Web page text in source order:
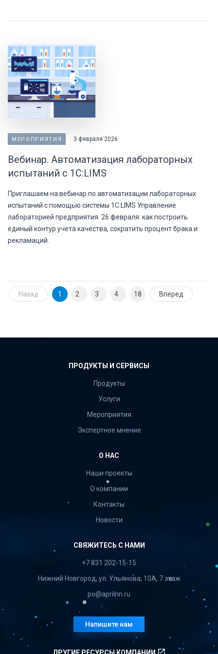
МЕРОПРИЯТИЯ 3 февраля 2026
Вебинар. Автоматизация лабораторных
испытаний с 1С:LIMS
Приглашаем на вебинар по автоматизации лабораторных
испытаний с помощью системы 1С:LIMS Управление
лабораторией предприятия. 26 февраля: как построить
единый контур учета качества, сократить процент брака и
рекламаций.
Назад 1 2 3 4 18 Вперед
ПРОДУКТЫ И СЕРВИСЫ
Продукты
Услуги
Мероприятия
Экспертное мнение
О НАС
Наши проекты
О компании
Контакты
Новости
СВЯЖИТЕСЬ С НАМИ
+7 831 202-15-15
Нижний Новгород, ул. Ульянова, 10А, 7 этаж
po@aprilnn.ru
Напишите нам
launch